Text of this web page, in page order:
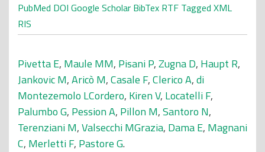
PubMed DOI Google Scholar BibTex RTF Tagged XML
RIS
Pivetta E, Maule MM, Pisani P,Zugna D, Haupt R,
Jankovic M,Aricò M,Casale F,Clerico A,di
Montezemolo LCordero, Kiren V, Locatelli F,
Palumbo G, Pession A, Pillon M,Santoro N,
Terenziani M,Valsecchi MGrazia, Dama E, Magnani
C, Merletti F, Pastore G.